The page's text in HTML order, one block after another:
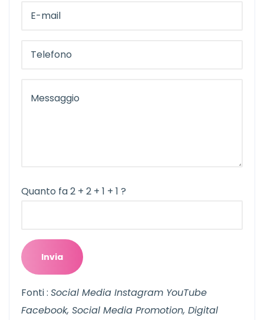
Quanto fa 2 + 2 + 1 + 1 ?
Fonti : Social Media Instagram YouTube
Facebook, Social Media Promotion, Digital